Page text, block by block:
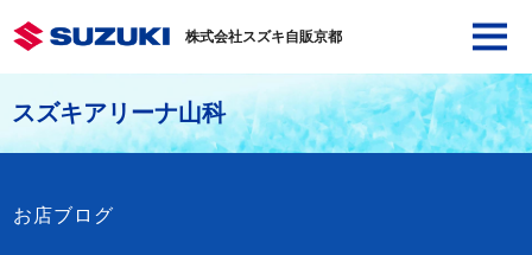
株式会社スズキ自販京都
スズキアリーナ山科
お店ブログ